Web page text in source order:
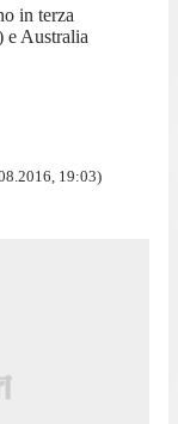
in terza
e Australia
19:03)